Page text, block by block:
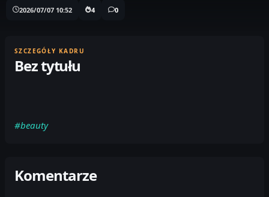
2026/07/07 10:52 4 0
SZCZEGÓŁY KADRU
Bez tytułu
#beauty
Komentarze